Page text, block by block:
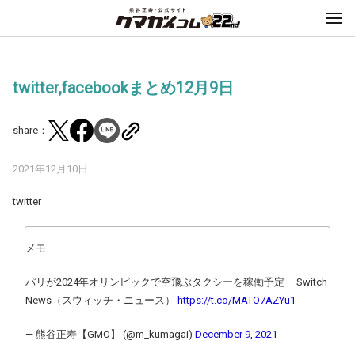
twitter,facebookまとめ12月9日
share：
2021年12月10日
twitter
メモ
パリが2024年オリンピックで空飛ぶタクシーを稼働予定 – Switch
News（スウィッチ・ニュース）
https://t.co/MATO7AZYu1
— 熊谷正寿【GMO】 (@m_kumagai) December 9, 2021